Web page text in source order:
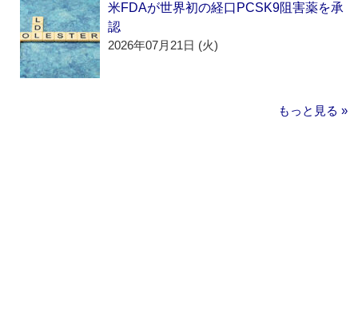
米FDAが世界初の経口PCSK9阻害薬を承
認
2026年07月21日 (火)
もっと見る »